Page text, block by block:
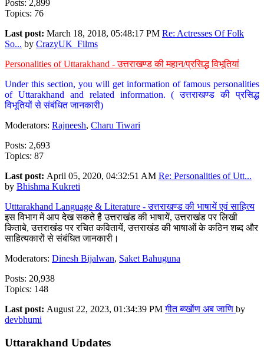
Posts: 2,899
Topics: 76
Last post: March 18, 2018, 05:48:17 PM Re: Actresses Of Folk
So... by CrazyUK_Films
Personalities of Uttarakhand - उत्तराखण्ड की महान/प्रसिद्ध विभूतियां
Under this section, you will get information of famous personalities
of Uttarakhand and related information. ( उत्तराखण्ड की प्रसिद्ध
विभूतियों से संबंधित जानकारी)
Moderators: Rajneesh, Charu Tiwari
Posts: 2,693
Topics: 87
Last post: April 05, 2020, 04:32:51 AM Re: Personalities of Utt...
by Bhishma Kukreti
Utttarakhand Language & Literature - उत्तराखण्ड की भाषायें एवं साहित्य
इस विभाग में आप देख सकते है उत्तराखंड की भाषायें, उत्तराखंड पर लिखी
किताबे, उत्तराखंड पर रचित कवितायें, उत्तराखंड की भाषाओं के कठिन शब्द और
साहित्यकारों से संबंधित जानकारी।
Moderators: Dinesh Bijalwan, Saket Bahuguna
Posts: 20,938
Topics: 148
Last post: August 22, 2023, 01:34:39 PMगीत ब्य्खोंण अब जाणि by
devbhumi
Uttarakhand Updates